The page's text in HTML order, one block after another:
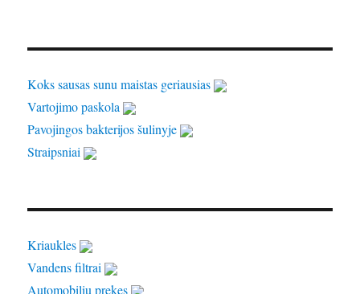
Koks sausas sunu maistas geriausias
Vartojimo paskola
Pavojingos bakterijos šulinyje
Straipsniai
Kriaukles
Vandens filtrai
Automobiliu prekes